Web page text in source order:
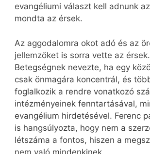
evangéliumi választ kell adnunk
mondta az érsek.
Az aggodalomra okot adó és az
jellemzőket is sorra vette az érsek.
Betegségnek nevezte, ha egy
csak önmagára koncentrál, és
foglalkozik a rendre vonatkozó
intézményeinek fenntartásával,
evangélium hirdetésével. Ferenc
is hangsúlyozta, hogy nem a
létszáma a fontos, hiszen a
nem való mindenkinek.